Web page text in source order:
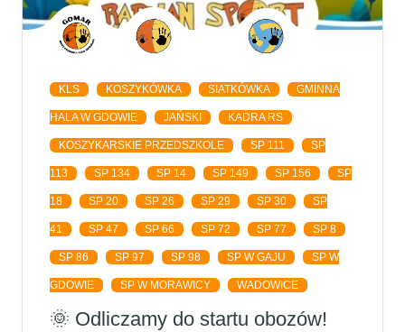
KLS KOSZYKÓWKA SIATKÓWKA GMINNA
HALA W GDOWIE JAŃSKI KADRA RS
KOSZYKARSKIE PRZEDSZKOLE SP 111 SP
113 SP 134 SP 14 SP 149 SP 156 SP
18 SP 20 SP 26 SP 29 SP 30 SP
41 SP 47 SP 66 SP 72 SP 77 SP 8
SP 86 SP 97 SP 98 SP W GAJU SP W
GDOWIE SP W MORAWICY WADOWICE
🌞 Odliczamy do startu obozów!